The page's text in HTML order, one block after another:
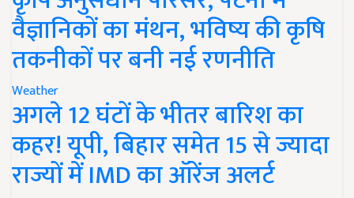
वैज्ञानिकों का मंथन, भविष्य की कृषि
तकनीकों पर बनी नई रणनीति
Weather
अगले 12 घंटों के भीतर बारिश का
कहर! यूपी, बिहार समेत 15 से ज्यादा
राज्यों में IMD का ऑरेंज अलर्ट